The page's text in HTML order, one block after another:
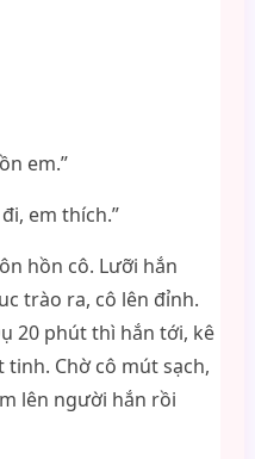
em.”
em thích.”
hồn cô. Lưỡi hắn
trào ra, cô lên đỉnh.
20 phút thì hắn tới, kê
tinh. Chờ cô mút sạch,
lên người hắn rồi